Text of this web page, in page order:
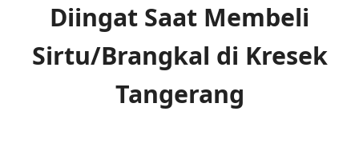
Diingat Saat Membeli
Sirtu/Brangkal di Kresek
Tangerang